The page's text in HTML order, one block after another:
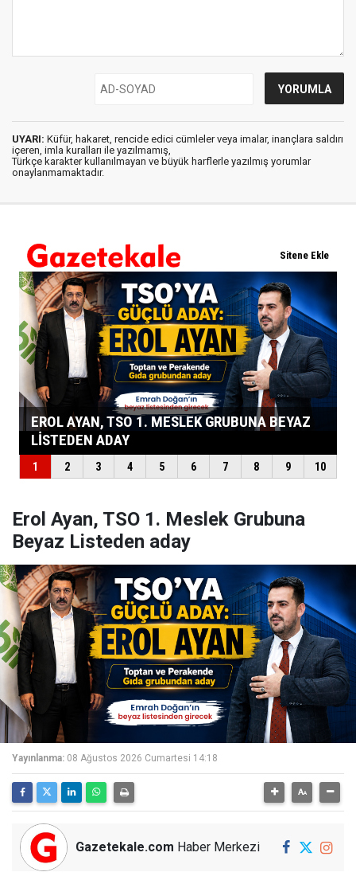
UYARI: Küfür, hakaret, rencide edici cümleler veya imalar, inançlara saldırı
içeren, imla kuralları ile yazılmamış,
Türkçe karakter kullanılmayan ve büyük harflerle yazılmış yorumlar
onaylanmamaktadır.
Erol Ayan, TSO 1. Meslek Grubuna
Beyaz Listeden aday
Yayınlanma: 08 Ağustos 2026 Cumartesi 14:18
Gazetekale.com Haber Merkezi